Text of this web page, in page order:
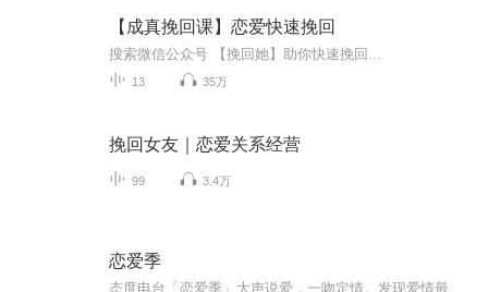
【成真挽回课】恋爱快速挽回
搜索微信公众号 【挽回她】助你快速挽回...
13 35万
挽回女友｜恋爱关系经营
99 3.4万
恋爱季